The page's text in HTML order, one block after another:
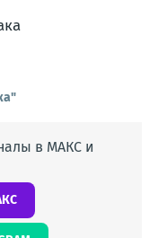
в МАКС и